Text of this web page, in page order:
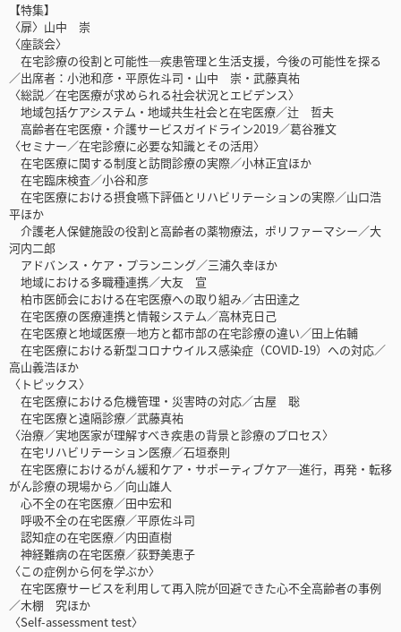
【特集】
〈扉〉山中 崇
〈座談会〉
在宅診療の役割と可能性─疾患管理と生活支援，今後の可能性を探る
／出席者：小池和彦・平原佐斗司・山中 崇・武藤真祐
〈総説／在宅医療が求められる社会状況とエビデンス〉
地域包括ケアシステム・地域共生社会と在宅医療／辻 哲夫
高齢者在宅医療・介護サービスガイドライン2019／葛谷雅文
〈セミナー／在宅診療に必要な知識とその活用〉
在宅医療に関する制度と訪問診療の実際／小林正宜ほか
在宅臨床検査／小谷和彦
在宅医療における摂食嚥下評価とリハビリテーションの実際／山口浩
平ほか
介護老人保健施設の役割と高齢者の薬物療法，ポリファーマシー／大
河内二郎
アドバンス・ケア・プランニング／三浦久幸ほか
地域における多職種連携／大友 宣
柏市医師会における在宅医療への取り組み／古田達之
在宅医療の医療連携と情報システム／高林克日己
在宅医療と地域医療─地方と都市部の在宅診療の違い／田上佑輔
在宅医療における新型コロナウイルス感染症（COVID-19）への対応／
高山義浩ほか
〈トピックス〉
在宅医療における危機管理・災害時の対応／古屋 聡
在宅医療と遠隔診療／武藤真祐
〈治療／実地医家が理解すべき疾患の背景と診療のプロセス〉
在宅リハビリテーション医療／石垣泰則
在宅医療におけるがん緩和ケア・サポーティブケア─進行，再発・転移
がん診療の現場から／向山雄人
心不全の在宅医療／田中宏和
呼吸不全の在宅医療／平原佐斗司
認知症の在宅医療／内田直樹
神経難病の在宅医療／荻野美恵子
〈この症例から何を学ぶか〉
在宅医療サービスを利用して再入院が回避できた心不全高齢者の事例
／木棚 究ほか
〈Self-assessment test〉